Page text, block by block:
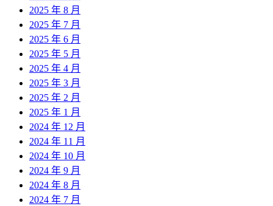
2025 年 8 月
2025 年 7 月
2025 年 6 月
2025 年 5 月
2025 年 4 月
2025 年 3 月
2025 年 2 月
2025 年 1 月
2024 年 12 月
2024 年 11 月
2024 年 10 月
2024 年 9 月
2024 年 8 月
2024 年 7 月